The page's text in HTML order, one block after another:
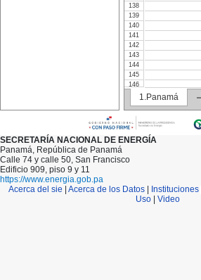
138
139
140
141
142
143
144
145
146
148
150
152
154
157
158
1.Panamá
SECRETARÍA NACIONAL DE ENERGÍA
Panamá, República de Panamá
Calle 74 y calle 50, San Francisco
Edificio 909, piso 9 y 11
https://www.energia.gob.pa
Acerca del sie
Acerca de los Datos| Instituciones|
Uso| Video